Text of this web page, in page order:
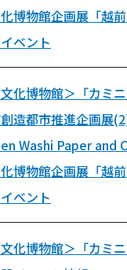
博物館企画展「越
ベント
化博物館＞「カミ
造都市推進企画展
Washi Paper
博物館企画展「越
ベント
化博物館＞「カミ